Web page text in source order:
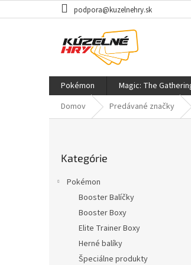
na
podpora@kuzelnehry.sk
Pokémon Magic: The
Domov
Predávané značky
kategórie
Kategórie
Pokémon
Booster Balíčky
Booster Boxy
Elite Trainer Boxy
Herné balíky
Špeciálne produkty